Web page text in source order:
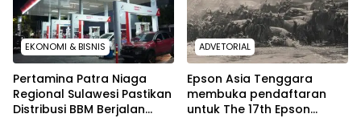
EKONOMI & BISNIS
Pertamina Patra Niaga
Regional Sulawesi Pastikan
Distribusi BBM Berjalan
ADVETORIAL
Epson Asia Tenggara
membuka pendaftaran
untuk The 17th Epson